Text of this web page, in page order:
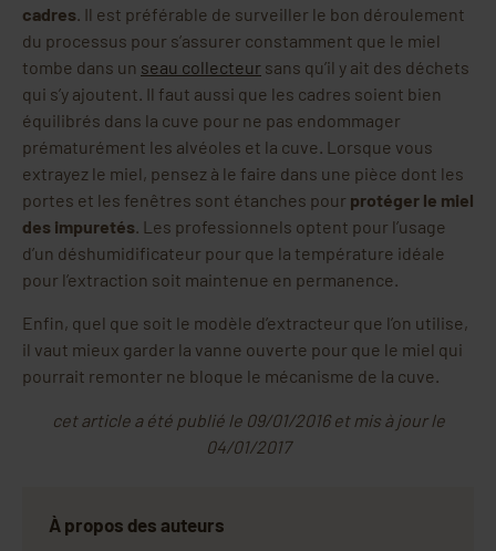
cadres. Il est préférable de surveiller le bon déroulement
du processus pour s’assurer constamment que le miel
tombe dans un seau collecteur sans qu’il y ait des déchets
qui s’y ajoutent. Il faut aussi que les cadres soient bien
équilibrés dans la cuve pour ne pas endommager
prématurément les alvéoles et la cuve. Lorsque vous
extrayez le miel, pensez à le faire dans une pièce dont les
portes et les fenêtres sont étanches pour protéger le miel
des impuretés. Les professionnels optent pour l’usage
d’un déshumidificateur pour que la température idéale
pour l’extraction soit maintenue en permanence.
Enfin, quel que soit le modèle d’extracteur que l’on utilise,
il vaut mieux garder la vanne ouverte pour que le miel qui
pourrait remonter ne bloque le mécanisme de la cuve.
cet article a été publié le 09/01/2016 et mis à jour le
04/01/2017
À propos des auteurs